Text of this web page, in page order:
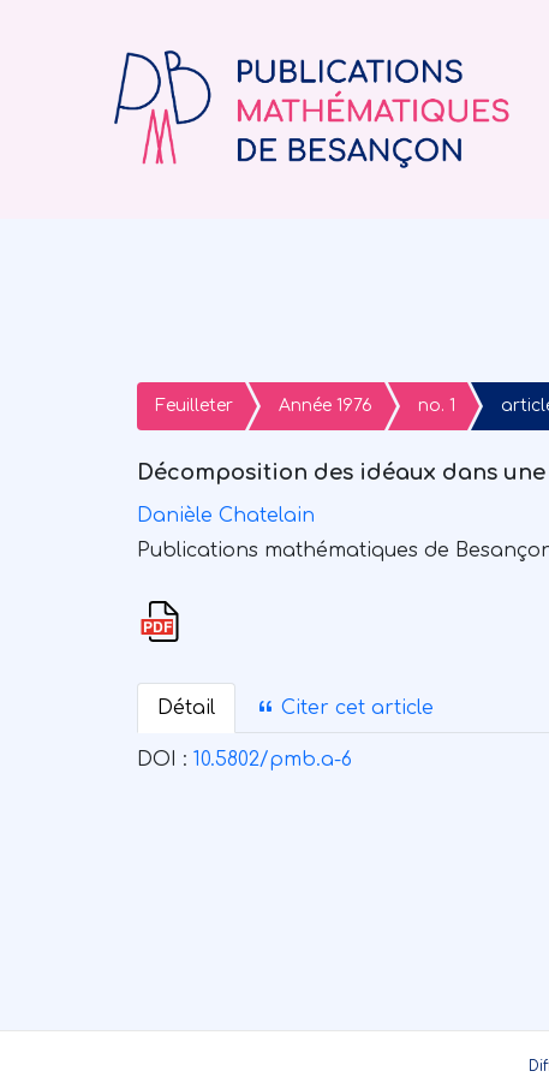
Feuilleter Année 1976 no. 1
Décomposition des idéaux dans
Danièle Chatelain
Publications mathématiques de
Détail Citer cet article
DOI : 10.5802/pmb.a-6